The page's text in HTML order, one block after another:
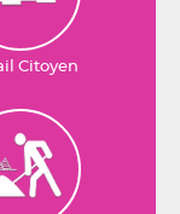
Citoyen